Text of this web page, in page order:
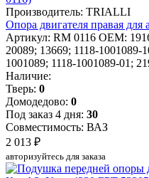
Производитель: TRIALLI
Опора двигателя правая
Артикул: RM 0116 OEM:
20089; 13669; 1118-1001089-
1001089; 1118-1001089-01;
Наличие:
Тверь: 0
Домодедово: 0
Под заказ 4 дня: 30
Совместимость: ВАЗ
2 013 ₽
авторизуйтесь для заказа